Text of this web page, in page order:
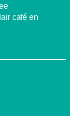
café en